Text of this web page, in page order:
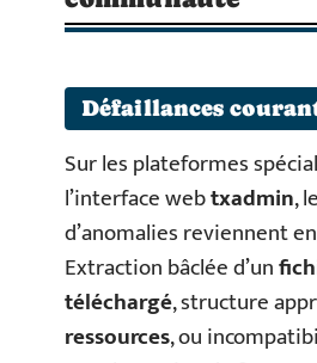
Défaillances
Sur les plateformes
l’interface webtxadmin,
d’anomalies reviennent
Extraction bâclée d’un
téléchargé, structure
ressources, ou